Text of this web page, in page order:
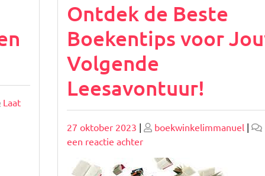
Laat
Ontdek de Beste
Boekentips voor
Volgende
Leesavontuur!
Geplaatst
op
27 oktober 2023 | Geplaatst
op
boekwinkelimmanuel|
een reactie achterop
Ontdek
de